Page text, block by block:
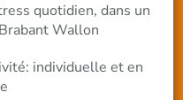
quotidien, dans un
Wallon
individuelle et en